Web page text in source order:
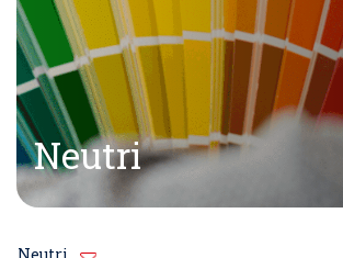
Neutri